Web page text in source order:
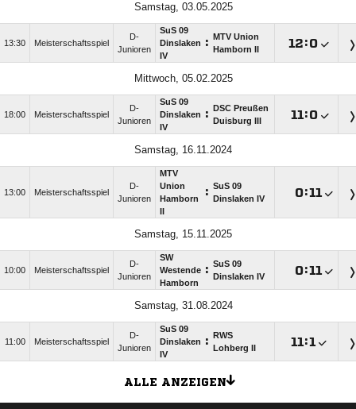
Samstag, 03.05.2025
13:30 Meisterschaftsspiel
D-
Junioren
SuS 09
Dinslaken
IV
:
MTV Union
Hamborn II
:
Mittwoch, 05.02.2025
18:00 Meisterschaftsspiel
D-
Junioren
SuS 09
Dinslaken
IV
:
DSC Preußen
Duisburg III
:
Samstag, 16.11.2024
13:00 Meisterschaftsspiel
D-
Junioren
MTV
Union
Hamborn
: SuS 09
Dinslaken IV
:
Samstag, 15.11.2025
10:00 Meisterschaftsspiel
D-
Junioren
SW
Westende
Hamborn
: SuS 09
Dinslaken IV
:
Samstag, 31.08.2024
11:00 Meisterschaftsspiel
D-
Junioren
SuS 09
Dinslaken
IV
:
RWS
Lohberg II
:
ALLE ANZEIGEN